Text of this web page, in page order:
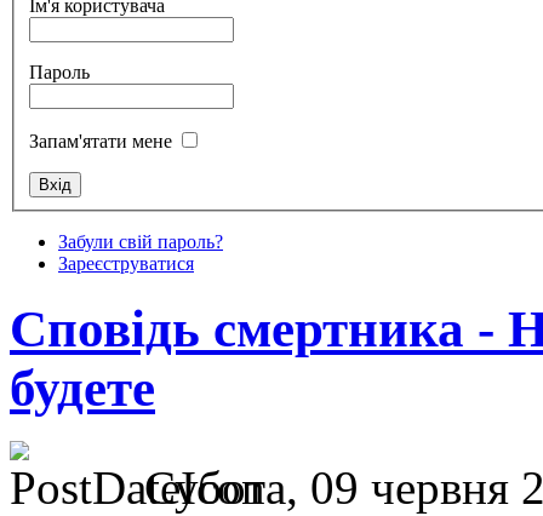
Ім'я користувача
Пароль
Запам'ятати мене
Забули свій пароль?
Зареєструватися
Сповідь смертника -
будете
Субота, 09 червня